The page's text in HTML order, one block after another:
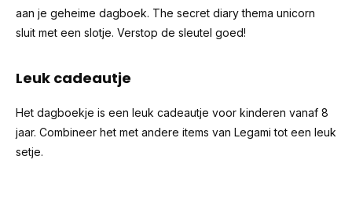
aan je geheime dagboek. The secret diary thema unicorn
sluit met een slotje. Verstop de sleutel goed!
Leuk cadeautje
Het dagboekje is een leuk cadeautje voor kinderen vanaf 8
jaar. Combineer het met andere items van Legami tot een leuk
setje.